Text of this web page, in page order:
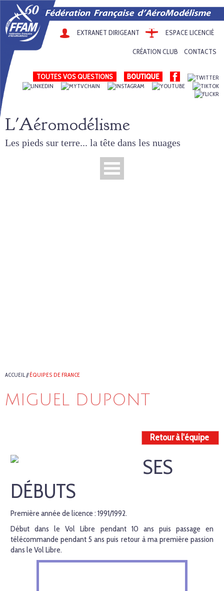
EXTRANET DIRIGEANT ESPACE LICENCIÉ
CRÉATION CLUB CONTACTS
TOUTES VOS QUESTIONS
L'Aéromodélisme
Les pieds sur terre... la tête dans les nuages
ACCUEIL//ÉQUIPES DE FRANCE
MIGUEL DUPONT
Retour à l'équipe
SES
DÉBUTS
Première année de licence : 1991/1992.
Début dans le Vol Libre pendant 10 ans puis passage en
télécommande pendant 5 ans puis retour à ma première passion
dans le Vol Libre.